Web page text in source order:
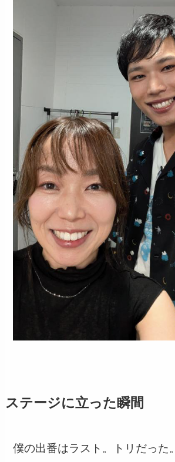
ステージに立った瞬間
僕の出番はラスト。トリだった。